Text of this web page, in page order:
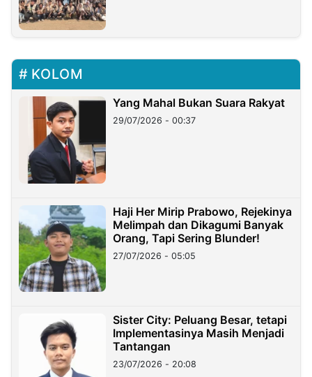
KOLOM
Yang Mahal Bukan Suara Rakyat
29/07/2026 - 00:37
Haji Her Mirip Prabowo, Rejekinya
Melimpah dan Dikagumi Banyak
Orang, Tapi Sering Blunder!
27/07/2026 - 05:05
Sister City: Peluang Besar, tetapi
Implementasinya Masih Menjadi
Tantangan
23/07/2026 - 20:08